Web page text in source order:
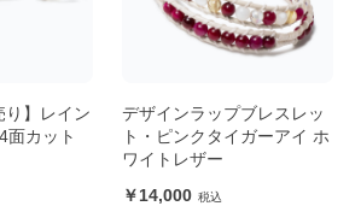
り】レイン
面カット
デザインラップブレスレッ
ト・ピンクタイガーアイ ホ
ワイトレザー
14,000